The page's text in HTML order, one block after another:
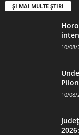
ȘI MAI MULTE ȘTIRI
10/08/
10/08/